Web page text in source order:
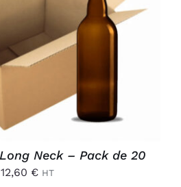
Neck – Pack de 20
12,60 € HT